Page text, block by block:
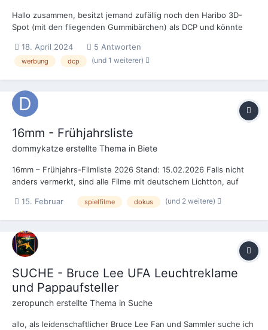
Hallo zusammen, besitzt jemand zufällig noch den Haribo 3D-
Spot (mit den fliegenden Gummibärchen) als DCP und könnte
nirgends mehr. Der müsste noch aus Anfangszeiten der
Digitalisierung stammen, hat also auch schon ein Paar J...
18. April 2024 5 Antworten
werbung dcp (und 1 weiterer)
16mm - Frühjahrsliste
dommykatze erstellte Thema in Biete
16mm – Frühjahrs-Filmliste 2026 Stand: 15.02.2026 Falls nicht
anders vermerkt, sind alle Filme mit deutschem Lichtton, auf
Perforationsschäden. Qualität und Zustand der Filme sind in der
15. Februar spielfilme dokus (und 2 weitere)
SUCHE - Bruce Lee UFA Leuchtreklame
und Pappaufsteller
zeropunch erstellte Thema in Suche
allo, als leidenschaftlicher Bruce Lee Fan und Sammler suche ich